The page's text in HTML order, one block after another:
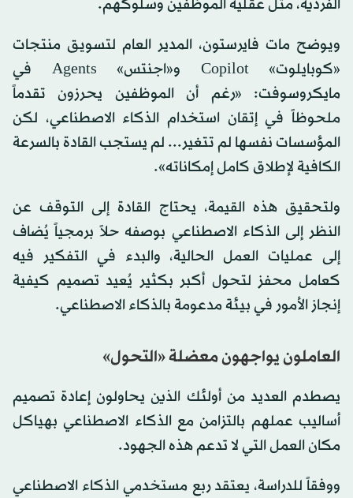
الفردية، مثل عقلية الموظفين وسلوكهم.
ويوضح مات فايرستون، المدير العام لتسويق منتجات
«كوبايلوت» Copilot و«اجنتس» Agents في
مايكروسوفت: «رغم أن الموظفين يحرزون تقدماً
ملحوظاً في إتقان استخدام الذكاء الاصطناعي، لكن
المؤسسات نفسها لم تتغير... لم يستجب القادة بالسرعة
الكافية لإطلاق كامل إمكاناته».
ولتحقيق هذه القيمة، يحتاج القادة إلى التوقف عن
النظر إلى الذكاء الاصطناعي بوصفه حلاً برمجياً يُضاف
إلى عمليات العمل الحالية، والبدء في التفكير فيه
كعامل محفز لتحول أكبر بكثير يُعيد تصميم كيفية
إنجاز الأمور في بيئة مدعومة بالذكاء الاصطناعي.
العاملون يواجهون معضلة «التحول»
يصطدم العديد من أولئك الذين يحاولون إعادة تصميم
أساليب عملهم بالتزامن مع الذكاء الاصطناعي بهياكل
مكان العمل التي لا تدعم هذه الجهود.
ووفقاً للدراسة، يعتقد ربع مستخدمي الذكاء الاصطناعي